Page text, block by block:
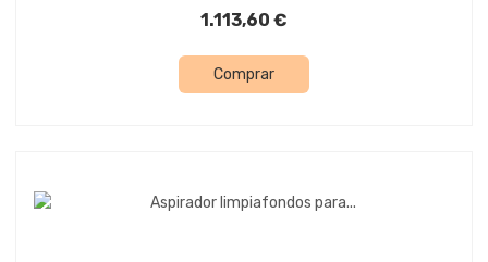
1.113,60 €
Comprar